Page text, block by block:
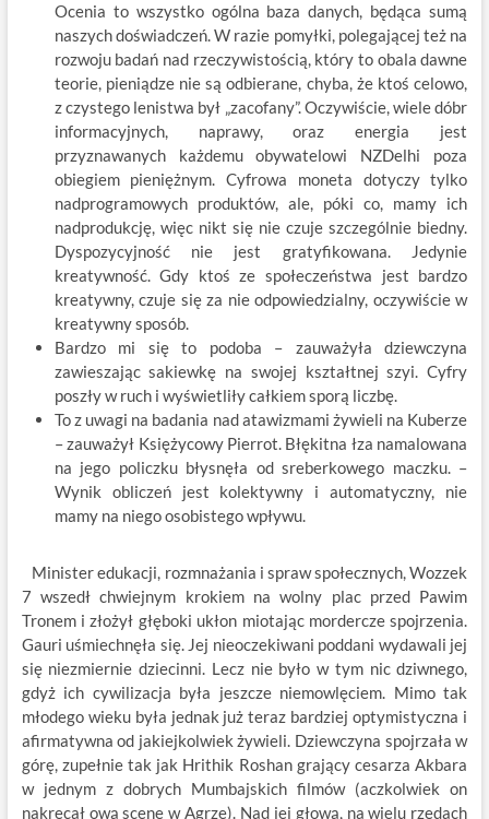
Ocenia to wszystko ogólna baza danych, będąca sumą
naszych doświadczeń. W razie pomyłki, polegającej też na
rozwoju badań nad rzeczywistością, który to obala dawne
teorie, pieniądze nie są odbierane, chyba, że ktoś celowo,
z czystego lenistwa był „zacofany”. Oczywiście, wiele dóbr
informacyjnych, naprawy, oraz energia jest
przyznawanych każdemu obywatelowi NZDelhi poza
obiegiem pieniężnym. Cyfrowa moneta dotyczy tylko
nadprogramowych produktów, ale, póki co, mamy ich
nadprodukcję, więc nikt się nie czuje szczególnie biedny.
Dyspozycyjność nie jest gratyfikowana. Jedynie
kreatywność. Gdy ktoś ze społeczeństwa jest bardzo
kreatywny, czuje się za nie odpowiedzialny, oczywiście w
kreatywny sposób.
Bardzo mi się to podoba – zauważyła dziewczyna
zawieszając sakiewkę na swojej kształtnej szyi. Cyfry
poszły w ruch i wyświetliły całkiem sporą liczbę.
To z uwagi na badania nad atawizmami żywieli na Kuberze
– zauważył Księżycowy Pierrot. Błękitna łza namalowana
na jego policzku błysnęła od sreberkowego maczku. –
Wynik obliczeń jest kolektywny i automatyczny, nie
mamy na niego osobistego wpływu.
Minister edukacji, rozmnażania i spraw społecznych, Wozzek
7 wszedł chwiejnym krokiem na wolny plac przed Pawim
Tronem i złożył głęboki ukłon miotając mordercze spojrzenia.
Gauri uśmiechnęła się. Jej nieoczekiwani poddani wydawali jej
się niezmiernie dziecinni. Lecz nie było w tym nic dziwnego,
gdyż ich cywilizacja była jeszcze niemowlęciem. Mimo tak
młodego wieku była jednak już teraz bardziej optymistyczna i
afirmatywna od jakiejkolwiek żywieli. Dziewczyna spojrzała w
górę, zupełnie tak jak Hrithik Roshan grający cesarza Akbara
w jednym z dobrych Mumbajskich filmów (aczkolwiek on
nakręcał ową scenę w Agrze). Nad jej głową, na wielu rzędach